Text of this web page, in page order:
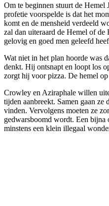
Om te beginnen stuurt de Hemel
profetie voorspelde is dat het
komt en de mensheid verdeeld
zal dan uiteraard de Hemel of
gelovig en goed men geleefd
Wat niet in het plan hoorde was
denkt. Hij ontsnapt en loopt los
zorgt hij voor pizza. De hemel
Crowley en Aziraphale willen
tijden aanbreekt. Samen gaan ze
vinden. Vervolgens moeten ze
gedwarsboomd wordt. Een
minstens een klein illegaal